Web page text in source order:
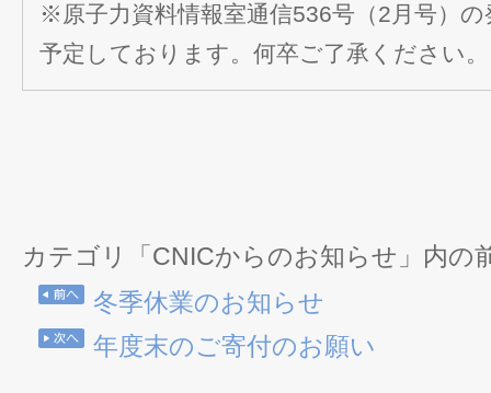
※原子力資料情報室通信536号（2月号）
予定しております。何卒ご了承ください。
カテゴリ「CNICからのお知らせ」内の
冬季休業のお知らせ
年度末のご寄付のお願い